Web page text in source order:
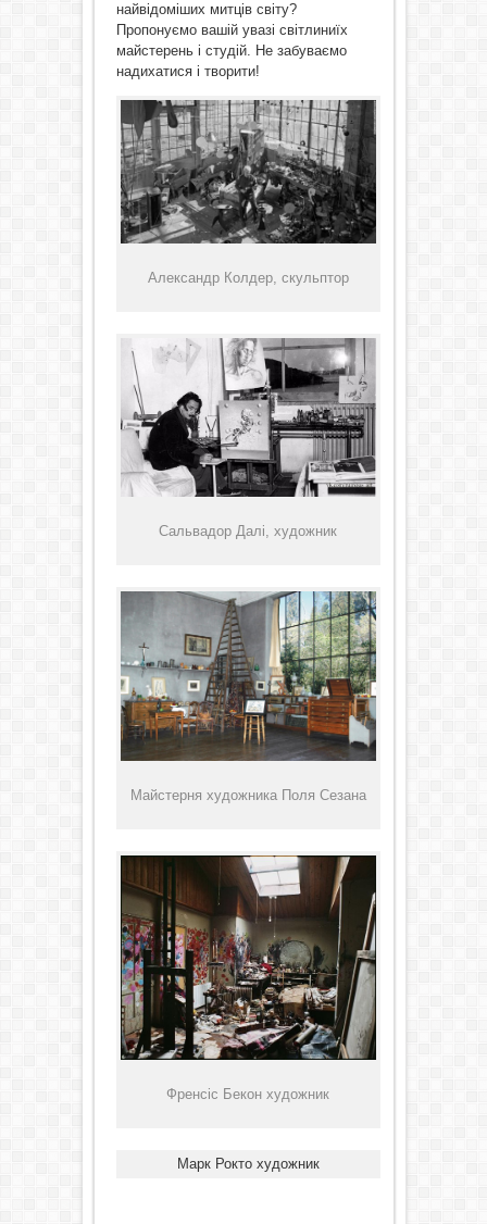
найвідоміших митців світу?
Пропонуємо вашій увазі світлиниїх
майстерень і студій. Не забуваємо
надихатися і творити!
Александр Колдер, скульптор
Сальвадор Далі, художник
Майстерня художника Поля Сезана
Френсіс Бекон художник
Марк Рокто художник